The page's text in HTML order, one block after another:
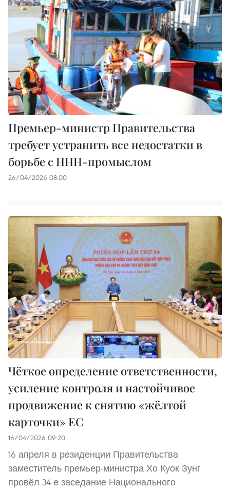
Премьер-министр Правительства
требует устранить все недостатки в
борьбе с ННН-промыслом
26/04/2026 08:00
Чёткое определение ответственности,
усиление контроля и настойчивое
продвижение к снятию «жёлтой
карточки» ЕС
16/04/2026 09:20
16 апреля в резиденции Правительства
заместитель премьер-министра Хо Куок Зунг
провёл 34-е заседание Национального